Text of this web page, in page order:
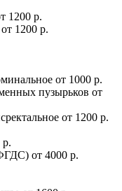
1200 р.
от 1200 р.
от 1000 р.
пузырьков от
от 1200 р.
р.
от 4000 р.